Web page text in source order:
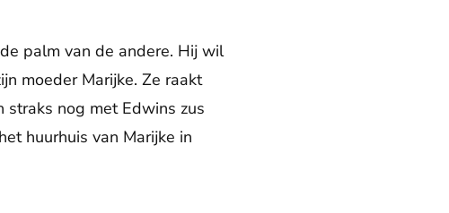
palm van de andere. Hij wil
moeder Marijke. Ze raakt
nog met Edwins zus
huurhuis van Marijke in